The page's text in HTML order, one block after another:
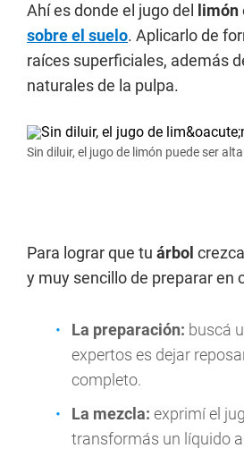
Ahí es donde el jugo del limón
sobre el suelo. Aplicarlo de
raíces superficiales, además
naturales de la pulpa.
Sin diluir, el jugo de limón puede ser
Para lograr que tu árbol
y muy sencillo de preparar en
La preparación: buscá
expertos es dejar
completo.
La mezcla: exprimí el
transformás un líquido